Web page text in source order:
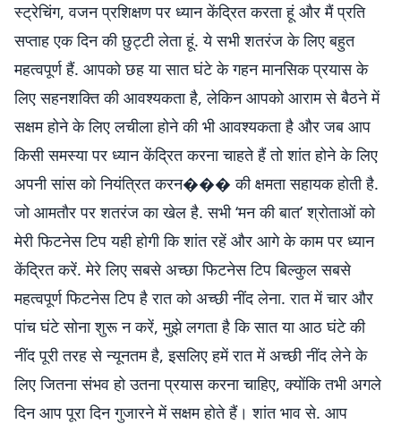
स्ट्रेचिंग, वजन प्रशिक्षण पर ध्यान केंद्रित करता हूं और मैं प्रति
सप्ताह एक दिन की छुट्टी लेता हूं. ये सभी शतरंज के लिए बहुत
महत्वपूर्ण हैं. आपको छह या सात घंटे के गहन मानसिक प्रयास के
लिए सहनशक्ति की आवश्यकता है, लेकिन आपको आराम से बैठने में
सक्षम होने के लिए लचीला होने की भी आवश्यकता है और जब आप
किसी समस्या पर ध्यान केंद्रित करना चाहते हैं तो शांत होने के लिए
अपनी सांस को नियंत्रित करन��� की क्षमता सहायक होती है.
जो आमतौर पर शतरंज का खेल है. सभी ‘मन की बात’ श्रोताओं को
मेरी फिटनेस टिप यही होगी कि शांत रहें और आगे के काम पर ध्यान
केंद्रित करें. मेरे लिए सबसे अच्छा फिटनेस टिप बिल्कुल सबसे
महत्वपूर्ण फिटनेस टिप है रात को अच्छी नींद लेना. रात में चार और
पांच घंटे सोना शुरू न करें, मुझे लगता है कि सात या आठ घंटे की
नींद पूरी तरह से न्यूनतम है, इसलिए हमें रात में अच्छी नींद लेने के
लिए जितना संभव हो उतना प्रयास करना चाहिए, क्योंकि तभी अगले
दिन आप पूरा दिन गुजारने में सक्षम होते हैं। शांत भाव से. आप